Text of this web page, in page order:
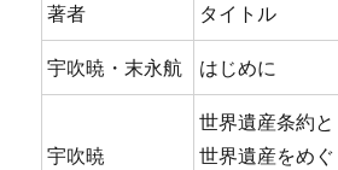
著者 タイトル
宇吹暁・末永航 はじめに
宇吹暁
世界遺産条約と
世界遺産をめぐ